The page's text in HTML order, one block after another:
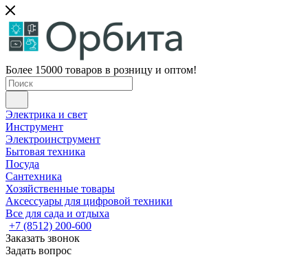
Более 15000 товаров в розницу и оптом!
Электрика и свет
Инструмент
Электроинструмент
Бытовая техника
Посуда
Сантехника
Хозяйственные товары
Аксессуары для цифровой техники
Все для сада и отдыха
+7 (8512) 200-600
Заказать звонок
Задать вопрос